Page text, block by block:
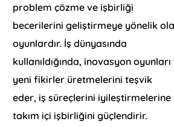
problem çözme ve işbirliği
becerilerini geliştirmeye yönelik
oyunlardır. İş dünyasında
kullanıldığında, inovasyon
yeni fikirler üretmelerini teşvik
eder, iş süreçlerini iyileştirmelerine
takım içi işbirliğini güçlendirir.